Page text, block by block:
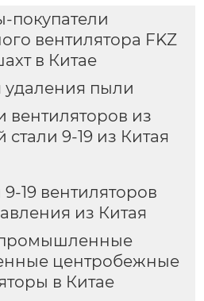
покупатели
вентилятора FKZ
в Китае
удаления пыли
вентиляторов из
9-19 из Китая
19 вентиляторов
из Китая
центробежные
в Китае